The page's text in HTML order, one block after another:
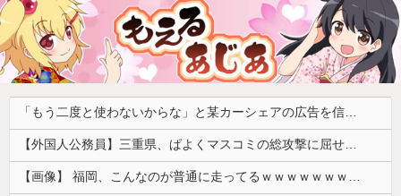
「もう二度と使わないからな」と某カーシェアの広告を信じた人が絶叫、船が遅れたからバスが無くなって困ってたりこの看板が…
【外国人公務員】三重県、ぱよくマスコミの総攻撃に屈せず！「県民対象アンケート『外国人の職員採用を続けるべきか』は差別に該当しない」結果を公表する方針
【画像】 福岡、こんなのが普通に走ってるｗｗｗｗｗｗｗｗｗｗｗｗｗｗｗｗ